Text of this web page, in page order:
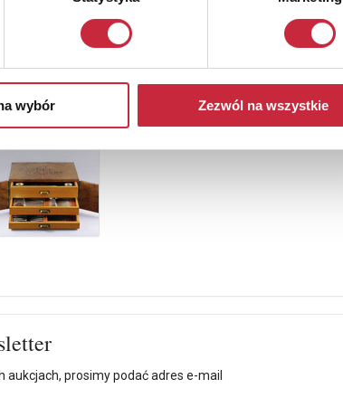
wybór Zezwól na wszystkie
prosimy podać adres e-mail